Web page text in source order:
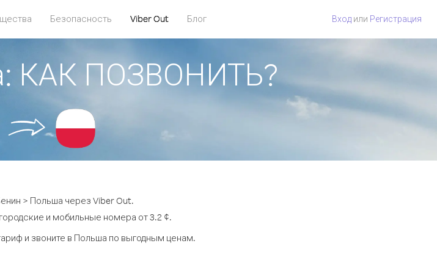
Безопасность Viber Out Блог Вход или Регистрация
КАК ПОЗВОНИТЬ?
> Польша через Viber Out.
и мобильные номера от 3.2 ¢.
и звоните в Польша по выгодным ценам.